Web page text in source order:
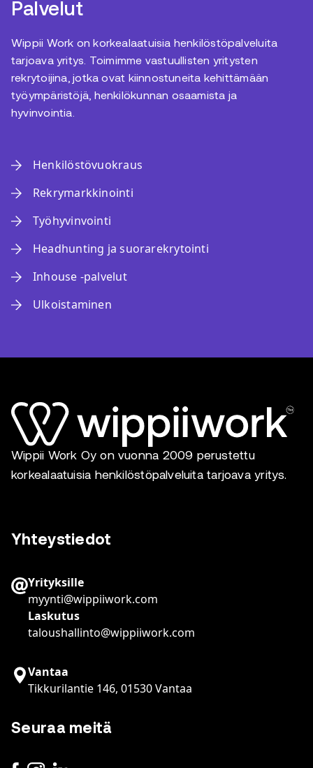
Palvelut
Wippii Work on korkealaatuisia henkilöstöpalveluita
tarjoava yritys. Toimimme vastuullisten yritysten
rekrytoijina, jotka ovat kiinnostuneita kehittämään
työympäristöjä, henkilökunnan osaamista ja
hyvinvointia.
Henkilöstövuokraus
Rekrymarkkinointi
Työhyvinvointi
Headhunting ja suorarekrytointi
Inhouse -palvelut
Ulkoistaminen
Wippii Work Oy on vuonna 2009 perustettu
korkealaatuisia henkilöstöpalveluita tarjoava yritys.
Yhteystiedot
Yrityksille
myynti@wippiiwork.com
Laskutus
taloushallinto@wippiiwork.com
Vantaa
Tikkurilantie 146, 01530 Vantaa
Seuraa meitä